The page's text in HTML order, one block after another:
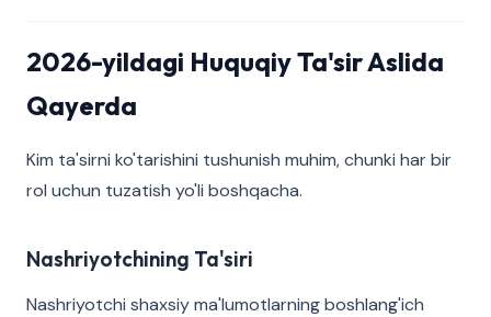
2026-yildagi Huquqiy Ta'sir Aslida
Qayerda
Kim ta'sirni ko'tarishini tushunish muhim, chunki har bir
rol uchun tuzatish yo'li boshqacha.
Nashriyotchining Ta'siri
Nashriyotchi shaxsiy ma'lumotlarning boshlang'ich